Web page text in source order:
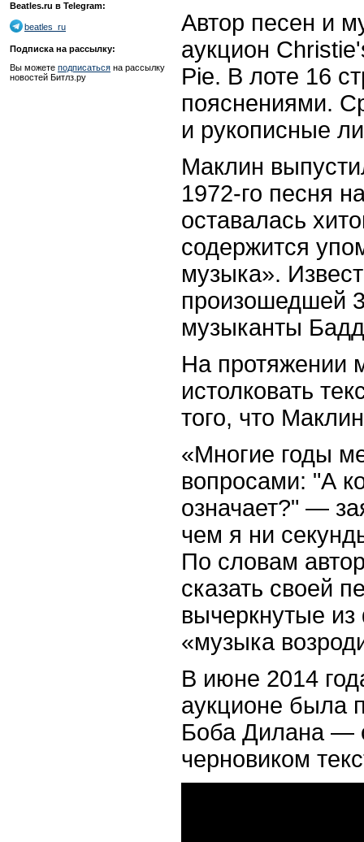
Beatles.ru в Telegram:
beatles_ru
Подписка на рассылку:
Вы можете подписаться на рассылку
новостей Битлз.ру
Автор песен и
аукцион
Pie. В лоте 16
пояснениями.
и рукописные
Маклин
1972-го песня
оставалась
содержится
музыка».
произошедшей
музыканты
На протяжении
истолковать
того, что
«Многие годы
вопросами: "А
означает?" —
чем я ни
По словам
сказать своей
вычеркнутые
«музыка
В июне 2014
аукционе была
Боба Дилана —
черновиком